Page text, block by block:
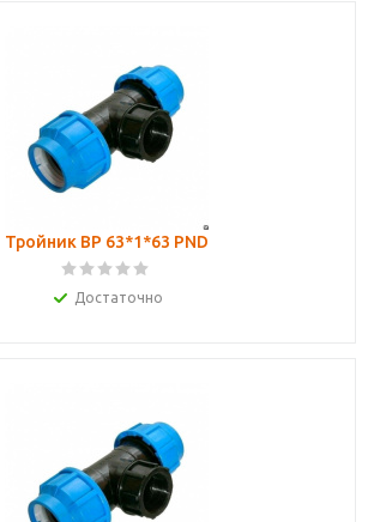
Тройник ВР 63*1*63 PND
Достаточно